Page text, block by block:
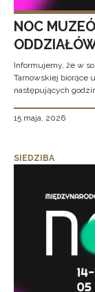
NOC
Informujemy, że w
Tarnowskiej biorące
następujących
15 maja, 2026
SIEDZIBA